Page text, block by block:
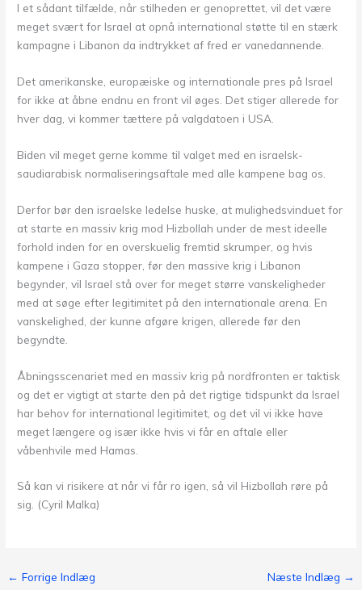
I et sådant tilfælde, når stilheden er genoprettet, vil det være
meget svært for Israel at opnå international støtte til en stærk
kampagne i Libanon da indtrykket af fred er vanedannende.
Det amerikanske, europæiske og internationale pres på Israel
for ikke at åbne endnu en front vil øges. Det stiger allerede for
hver dag, vi kommer tættere på valgdatoen i USA.
Biden vil meget gerne komme til valget med en israelsk-
saudiarabisk normaliseringsaftale med alle kampene bag os.
Derfor bør den israelske ledelse huske, at mulighedsvinduet for
at starte en massiv krig mod Hizbollah under de mest ideelle
forhold inden for en overskuelig fremtid skrumper, og hvis
kampene i Gaza stopper, før den massive krig i Libanon
begynder, vil Israel stå over for meget større vanskeligheder
med at søge efter legitimitet på den internationale arena. En
vanskelighed, der kunne afgøre krigen, allerede før den
begyndte.
Åbningsscenariet med en massiv krig på nordfronten er taktisk
og det er vigtigt at starte den på det rigtige tidspunkt da Israel
har behov for international legitimitet, og det vil vi ikke have
meget længere og især ikke hvis vi får en aftale eller
våbenhvile med Hamas.
Så kan vi risikere at når vi får ro igen, så vil Hizbollah røre på
sig. (Cyril Malka)
← Forrige Indlæg Næste Indlæg →